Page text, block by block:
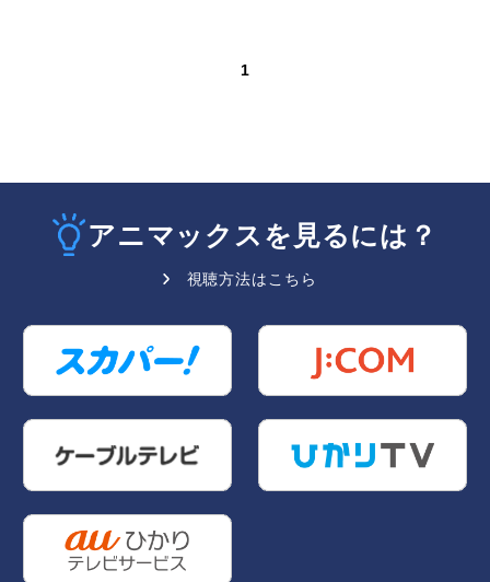
1
アニマックスを見るには？
視聴方法はこちら